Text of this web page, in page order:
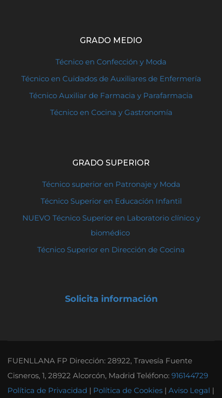
GRADO MEDIO
Técnico en Confección y Moda
Técnico en Cuidados de Auxiliares de Enfermería
Técnico Auxiliar de Farmacia y Parafarmacia
Técnico en Cocina y Gastronomía
GRADO SUPERIOR
Técnico superior en Patronaje y Moda
Técnico Superior en Educación Infantil
NUEVO Técnico Superior en Laboratorio clínico y
biomédico
Técnico Superior en Dirección de Cocina
Solicita información
FUENLLANA FP Dirección: 28922, Travesía Fuente
Cisneros, 1, 28922 Alcorcón, Madrid Teléfono: 916144729
Política de Privacidad | Política de Cookies | Aviso Legal |